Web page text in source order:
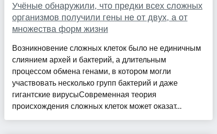
Учёные обнаружили, что предки всех сложных
организмов получили гены не от двух, а от
множества форм жизни
Возникновение сложных клеток было не единичным
слиянием архей и бактерий, а длительным
процессом обмена генами, в котором могли
участвовать несколько групп бактерий и даже
гигантские вирусыСовременная теория
происхождения сложных клеток может оказат...